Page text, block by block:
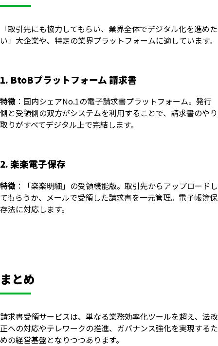
「取引先にも協力してもらい、業界全体でデジタル化を進めた
い」大企業や、特定の業界プラットフォームに適しています。
1. BtoBプラットフォーム 請求書
特徴 ：国内シェアNo.1の電子請求書プラットフォーム。発行
側と受領側の双方がシステムを利用することで、請求書のやり
取りがすべてデジタル上で完結します。
2. 楽楽電子保存
特徴 ：「楽楽明細」の受領機能版。取引先からアップロードし
てもらうか、メールで受領した請求書を一元管理。電子帳簿保
存法に対応します。
まとめ
請求書受領サービスは、単なる業務効率化ツールを超え、法改
正への対応やテレワークの推進、ガバナンス強化を実現するた
めの経営基盤となりつつあります。